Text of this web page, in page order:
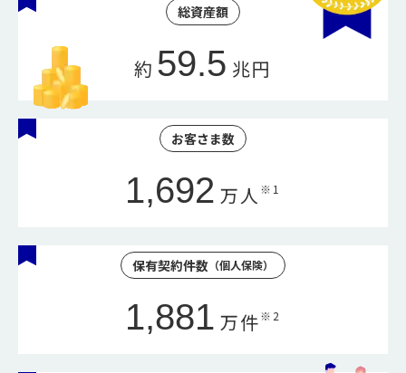
総資産額
約 59.5 兆円
お客さま数
1,692 万人 ※1
保有契約件数 （個人保険）
1,881 万件※2